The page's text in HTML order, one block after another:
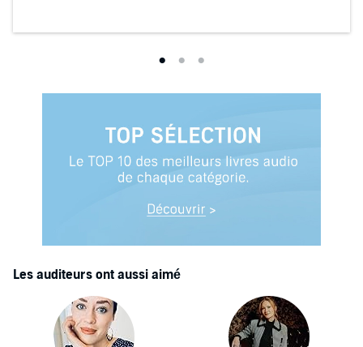
Les auditeurs ont aussi aimé